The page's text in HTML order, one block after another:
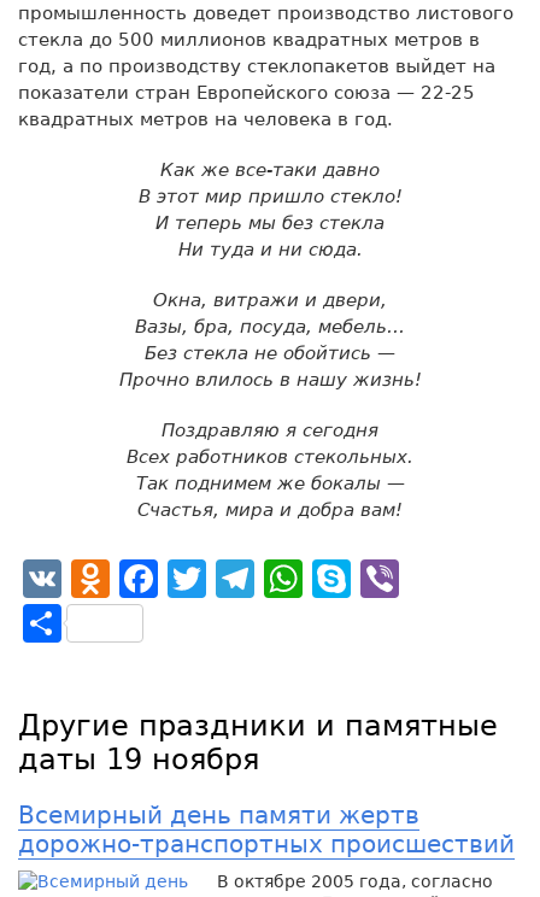
промышленность доведет производство листового
стекла до 500 миллионов квадратных метров в
год, а по производству стеклопакетов выйдет на
показатели стран Европейского союза — 22-25
квадратных метров на человека в год.
Как же все-таки давно
В этот мир пришло стекло!
И теперь мы без стекла
Ни туда и ни сюда.
Окна, витражи и двери,
Вазы, бра, посуда, мебель…
Без стекла не обойтись —
Прочно влилось в нашу жизнь!
Поздравляю я сегодня
Всех работников стекольных.
Так поднимем же бокалы —
Счастья, мира и добра вам!
VK Odnoklassniki
Facebook
Twitter
Telegram
WhatsApp
Skype
Отправить
Другие праздники и памятные
даты 19 ноября
Всемирный день памяти жертв
дорожно-транспортных происшествий
В октябре 2005 года, согласно